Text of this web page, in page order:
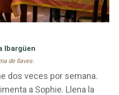
Ibargüen
de llaves.
dos veces por semana.
a Sophie. Llena la